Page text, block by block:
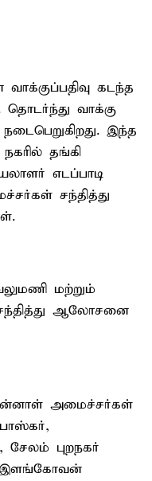
கடந்த
தொடர்ந்து வாக்கு
இந்த
தங்கி
எடப்பாடி
சந்தித்து
மற்றும்
ஆலோசனை
அமைச்சர்கள்
சேலம் புறநகர்
இளங்கோவன்